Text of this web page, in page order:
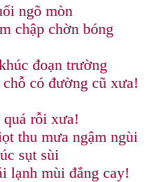
ngõ mòn
chập chờn bóng
đoạn trường
có đường cũ xưa!
rỗi xưa!
thu mưa ngậm ngùi
sụt sùi
lạnh mùi đắng cay!